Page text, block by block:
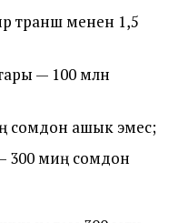
транш менен 1,5
— 100 млн
сомдон ашык эмес;
300 миң сомдон